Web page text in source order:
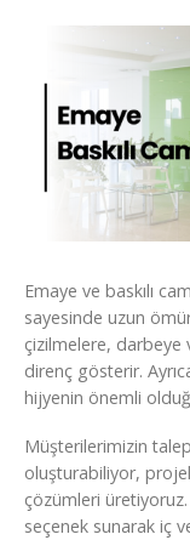
Emaye ve baskılı
sayesinde uzun
çizilmelere, darbeye
direnç gösterir.
hijyenin önemli
Müşterilerimizin
oluşturabiliyor,
çözümleri
seçenek sunarak iç